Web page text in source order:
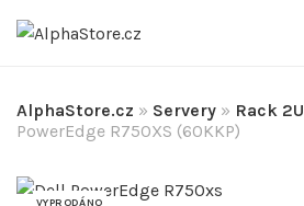
AlphaStore.cz » Servery » Rack 2U
PowerEdge R750XS (60KKP)
VYPRODÁNO